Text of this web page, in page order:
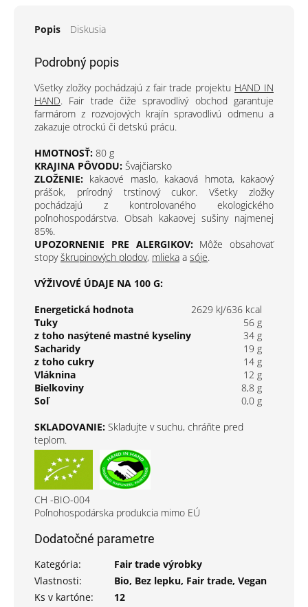
Popis Diskusia
Podrobný popis
Všetky zložky pochádzajú z fair trade projektu HAND IN
HAND. Fair trade čiže spravodlivý obchod garantuje
farmárom z rozvojových krajín spravodlivú odmenu a
zakazuje otrockú či detskú prácu.
HMOTNOSŤ: 80 g
KRAJINA PÔVODU: Švajčiarsko
ZLOŽENIE: kakaové maslo, kakaová hmota, kakaový
prášok, prírodný trstinový cukor. Všetky zložky
pochádzajú z kontrolovaného ekologického
poľnohospodárstva. Obsah kakaovej sušiny najmenej
85%.
UPOZORNENIE PRE ALERGIKOV:Môže obsahovať
stopyškrupinových plodov, mlieka a sóje.
VÝŽIVOVÉ ÚDAJE NA 100 G:
Energetická hodnota
2629 kJ/636 kcal
Tuky
56 g
z toho nasýtené mastné kyseliny
34 g
Sacharidy
19 g
z toho cukry
14 g
Vláknina
12 g
Bielkoviny
8,8 g
Soľ
0,0 g
SKLADOVANIE: Skladujte v suchu, chráňte pred
teplom.
CH -BIO-004
Poľnohospodárska produkcia mimo EÚ
Dodatočné parametre
Kategória:
Fair trade výrobky
Vlastnosti:
Bio, Bez lepku, Fair trade, Vegan
Ks v kartóne:
12